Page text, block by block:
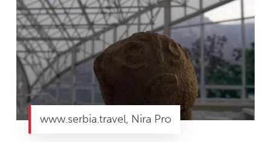
www.serbia.travel, Nira Pro